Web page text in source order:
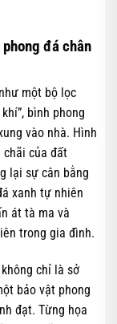
đá chân
một bộ lọc
bình phong
vào nhà. Hình
chãi của đất
lại sự cân bằng
xanh tự nhiên
át tà ma và
trong gia đình.
chỉ là sở
bảo vật phong
đạt. Từng họa